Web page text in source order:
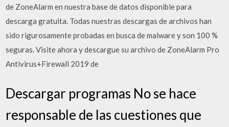
de ZoneAlarm en nuestra base de datos disponible para
descarga gratuita. Todas nuestras descargas de archivos han
sido rigurosamente probadas en busca de malware y son 100 %
seguras. Visite ahora y descargue su archivo de ZoneAlarm Pro
Antivirus+Firewall 2019 de
Descargar programas No se hace
responsable de las cuestiones que